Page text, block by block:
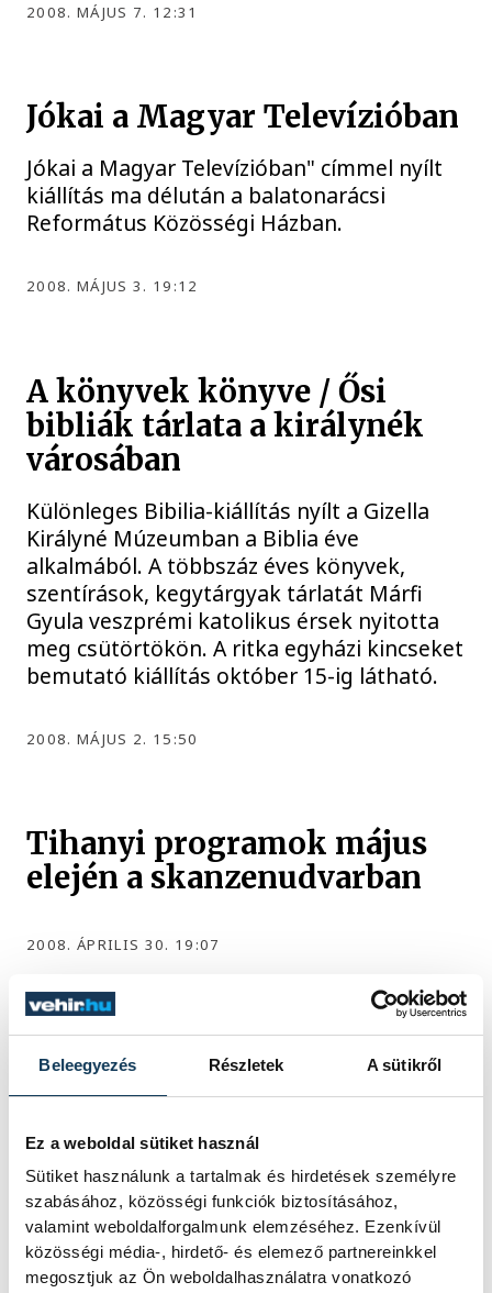
Beleegyezés Részletek A sütikről
Ez a weboldal sütiket használ
Sütiket használunk a tartalmak és hirdetések személyre
szabásához, közösségi funkciók biztosításához,
valamint weboldalforgalmunk elemzéséhez. Ezenkívül
közösségi média-, hirdető- és elemező partnereinkkel
megosztjuk az Ön weboldalhasználatra vonatkozó
2008. MÁJUS 7. 12:31
Jókai a Magyar Televízióban
Jókai a Magyar Televízióban" címmel nyílt
kiállítás ma délután a balatonarácsi
Református Közösségi Házban.
2008. MÁJUS 3. 19:12
A könyvek könyve / Ősi
bibliák tárlata a királynék
városában
Különleges Bibilia-kiállítás nyílt a Gizella
Királyné Múzeumban a Biblia éve
alkalmából. A többszáz éves könyvek,
szentírások, kegytárgyak tárlatát Márfi
Gyula veszprémi katolikus érsek nyitotta
meg csütörtökön. A ritka egyházi kincseket
bemutató kiállítás október 15-ig látható.
2008. MÁJUS 2. 15:50
Tihanyi programok május
elején a skanzenudvarban
2008. ÁPRILIS 30. 19:07
476 477 478
KÖZÉLET